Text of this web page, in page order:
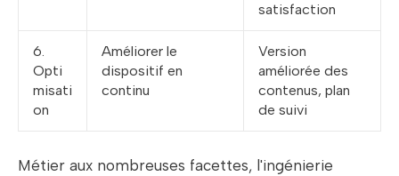
satisfaction
6.
Opti
misati
on
Améliorer le
dispositif en
continu
Version
améliorée des
contenus, plan
de suivi
Métier aux nombreuses facettes, l'ingénierie